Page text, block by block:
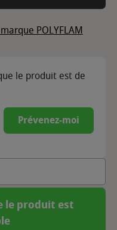
POLYFLAM
le produit est de
Prévenez-moi
le produit est